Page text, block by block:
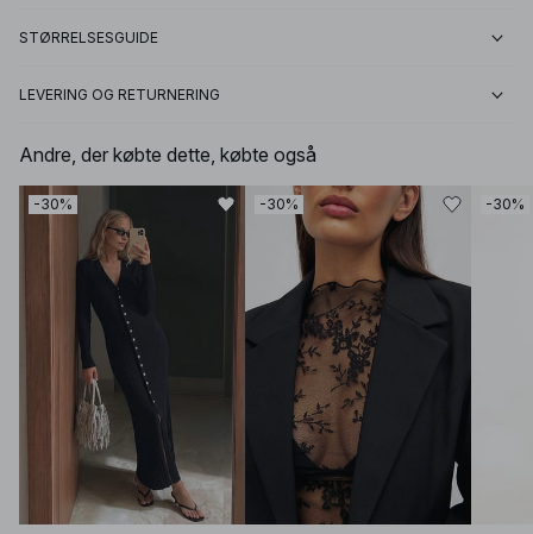
STØRRELSESGUIDE
LEVERING OG RETURNERING
Andre, der købte dette, købte også
-30% -30% -30%